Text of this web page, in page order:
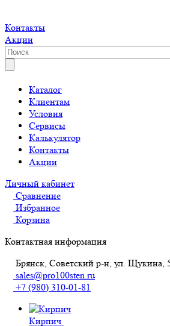
Контакты
Акции
Каталог
Клиентам
Условия
Сервисы
Калькулятор
Контакты
Акции
Личный кабинет
Сравнение
Избранное
Корзина
Контактная информация
Брянск, Советский р-н, ул. Щукина,
sales@pro100sten.ru
+7 (980) 310-01-81
Кирпич